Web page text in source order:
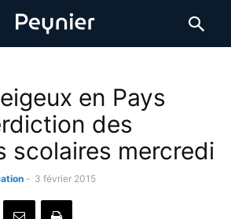
en Pays
des
scolaires mercredi
- 3 février 2015